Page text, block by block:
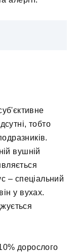
тобто
вушній
– спеціальний
у вухах.
дорослого